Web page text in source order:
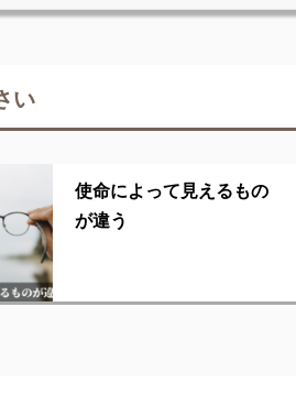
い
使命によって見えるもの
が違う